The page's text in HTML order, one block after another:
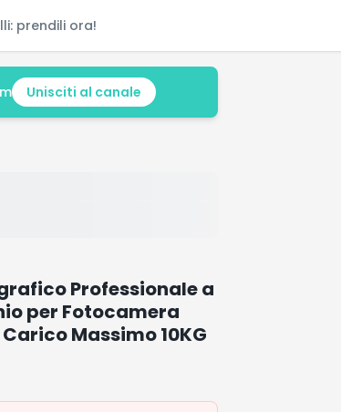
prendili ora!
Unisciti al canale
Professionale a
per Fotocamera
Massimo 10KG